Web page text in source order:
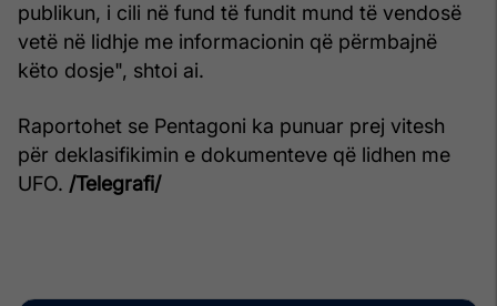
publikun, i cili në fund të fundit mund të vendosë
vetë në lidhje me informacionin që përmbajnë
këto dosje", shtoi ai.
Raportohet se Pentagoni ka punuar prej vitesh
për deklasifikimin e dokumenteve që lidhen me
UFO. /Telegrafi/